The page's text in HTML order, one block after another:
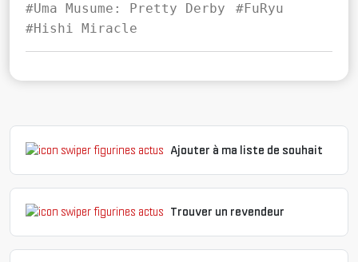
#Uma Musume: Pretty Derby
#FuRyu
#Hishi Miracle
Ajouter à ma liste de souhait
Trouver un revendeur